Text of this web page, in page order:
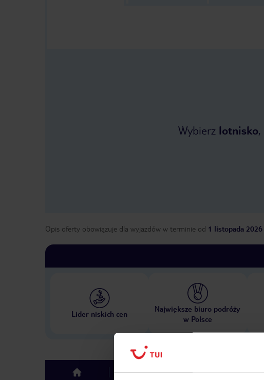
Wybierz lotnisko,
Opis oferty obowiązuje dla wyjazdów w terminie od 1 listopada 2026
Lider niskich cen
Największe biuro podróży
w Polsce
top Hotel Opinie